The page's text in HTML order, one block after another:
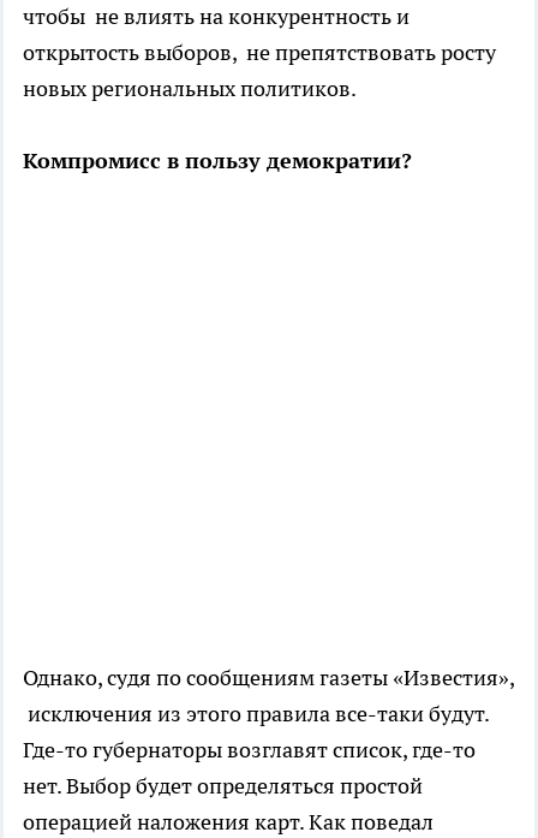
чтобы не влиять на конкурентность и
открытость выборов, не препятствовать росту
новых региональных политиков.
Компромисс в пользу демократии?
Однако, судя по сообщениям газеты «Известия»,
исключения из этого правила все-таки будут.
Где-то губернаторы возглавят список, где-то
нет. Выбор будет определяться простой
операцией наложения карт. Как поведал